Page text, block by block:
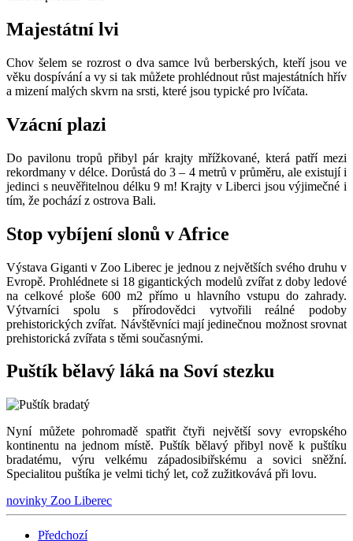
Majestátní lvi
Chov šelem se rozrost o dva samce lvů berberských, kteří jsou ve
věku dospívání a vy si tak můžete prohlédnout růst majestátních hřív
a mizení malých skvrn na srsti, které jsou typické pro lvíčata.
Vzácní plazi
Do pavilonu tropů přibyl pár krajty mřížkované, která patří mezi
rekordmany v délce. Dorůstá do 3 – 4 metrů v průměru, ale existují i
jedinci s neuvěřitelnou délku 9 m! Krajty v Liberci jsou výjimečné i
tím, že pochází z ostrova Bali.
Stop vybíjení slonů v Africe
Výstava Giganti v Zoo Liberec je jednou z největších svého druhu v
Evropě. Prohlédnete si 18 gigantických modelů zvířat z doby ledové
na celkové ploše 600 m2 přímo u hlavního vstupu do zahrady.
Výtvarníci spolu s přírodovědci vytvořili reálné podoby
prehistorických zvířat. Návštěvníci mají jedinečnou možnost srovnat
prehistorická zvířata s těmi současnými.
Puštík bělavý láká na Soví stezku
Nyní můžete pohromadě spatřit čtyři největší sovy evropského
kontinentu na jednom místě. Puštík bělavý přibyl nově k puštíku
bradatému, výru velkému západosibiřskému a sovici sněžní.
Specialitou puštíka je velmi tichý let, což zužitkovává při lovu.
novinky Zoo Liberec
Předchozí